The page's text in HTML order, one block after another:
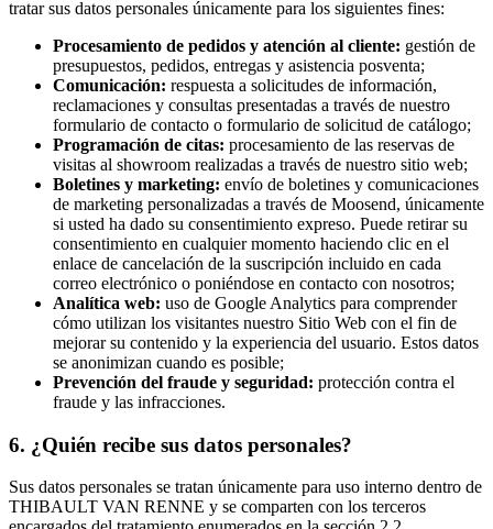
tratar sus datos personales únicamente para los siguientes fines:
Procesamiento de pedidos y atención al cliente: gestión de
presupuestos, pedidos, entregas y asistencia posventa;
Comunicación: respuesta a solicitudes de información,
reclamaciones y consultas presentadas a través de nuestro
formulario de contacto o formulario de solicitud de catálogo;
Programación de citas: procesamiento de las reservas de
visitas al showroom realizadas a través de nuestro sitio web;
Boletines y marketing: envío de boletines y comunicaciones
de marketing personalizadas a través de Moosend, únicamente
si usted ha dado su consentimiento expreso. Puede retirar su
consentimiento en cualquier momento haciendo clic en el
enlace de cancelación de la suscripción incluido en cada
correo electrónico o poniéndose en contacto con nosotros;
Analítica web: uso de Google Analytics para comprender
cómo utilizan los visitantes nuestro Sitio Web con el fin de
mejorar su contenido y la experiencia del usuario. Estos datos
se anonimizan cuando es posible;
Prevención del fraude y seguridad: protección contra el
fraude y las infracciones.
6. ¿Quién recibe sus datos personales?
Sus datos personales se tratan únicamente para uso interno dentro de
THIBAULT VAN RENNE y se comparten con los terceros